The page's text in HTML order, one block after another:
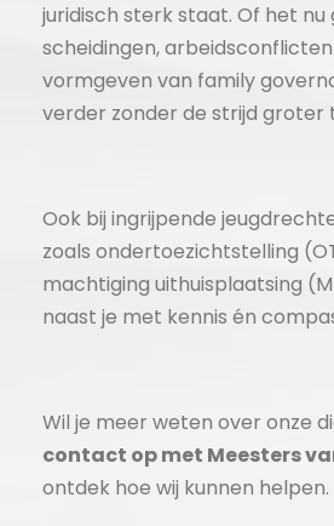
juridisch sterk staat. Of het nu
scheidingen,
vormgeven van family
verder zonder de strijd groter
Ook bij ingrijpende
zoals ondertoezichtstelling
machtiging uithuisplaatsing
naast je met kennis én
Wil je meer weten over onze
contact op met Meesters
ontdek hoe wij kunnen helpen.